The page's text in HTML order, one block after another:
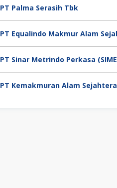
PT Palma Serasih Tbk
PT Kemakmuran Alam Sejahtera